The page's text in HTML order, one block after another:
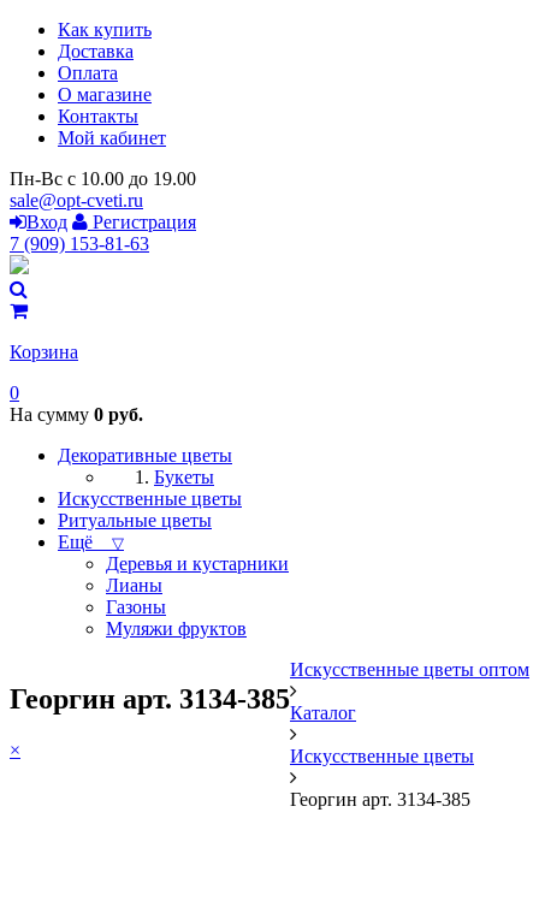
Как купить
Доставка
Оплата
О магазине
Контакты
Мой кабинет
Пн-Вс с 10.00 до 19.00
sale@opt-cveti.ru
Вход
Регистрация
7 (909) 153-81-63
Корзина
0
На сумму 0 руб.
Декоративные цветы
Букеты
Искусственные цветы
Ритуальные цветы
Ещё ▽
Деревья и кустарники
Лианы
Газоны
Муляжи фруктов
Георгин арт. 3134-385
Искусственные цветы оптом
Каталог
Искусственные цветы
Георгин арт. 3134-385
×